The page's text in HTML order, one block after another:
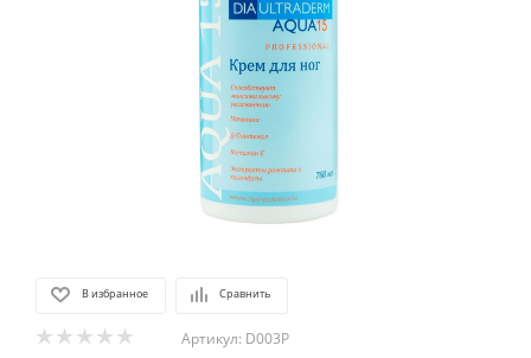
В избранное Сравнить
Артикул: D003P